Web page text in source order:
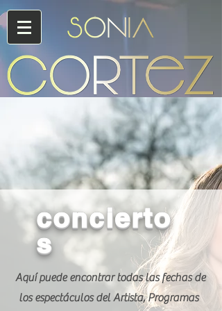
concierto
s
Aquí puede encontrar todas las fechas de
los espectáculos del Artista, Programas